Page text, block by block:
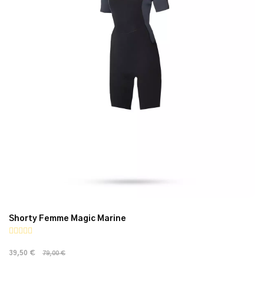
Shorty Femme Magic Marine
39,50 € 79,00 €